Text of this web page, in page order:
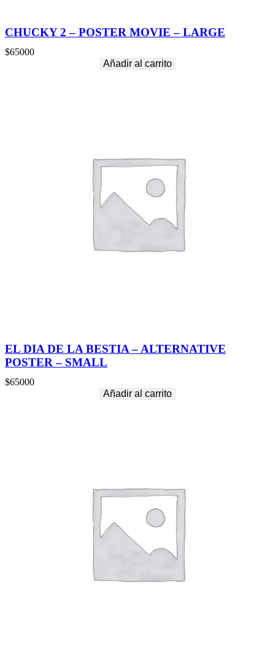
CHUCKY 2 – POSTER MOVIE – LARGE
$65000
Añadir al carrito
EL DIA DE LA BESTIA – ALTERNATIVE
POSTER – SMALL
$65000
Añadir al carrito